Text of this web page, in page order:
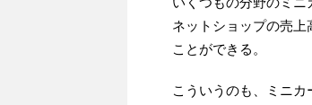
ネットショップの売
ことができる。
こういうのも、ミニ